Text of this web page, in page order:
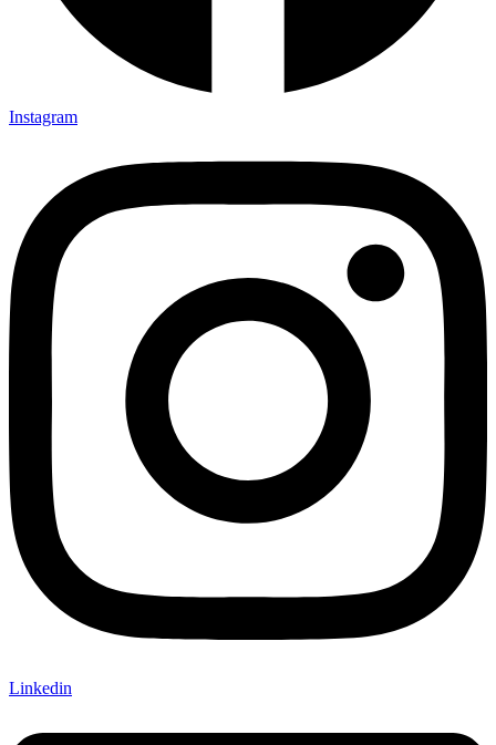
Instagram
Linkedin